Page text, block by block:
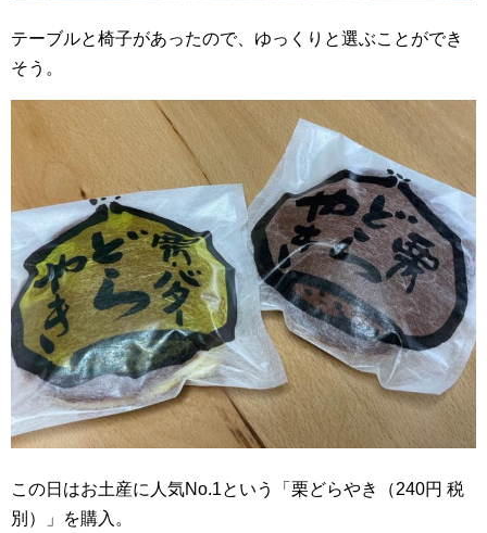
テーブルと椅子があったので、ゆっくりと選ぶことができ
そう。
この日はお土産に人気No.1という「栗どらやき（240円 税
別）」を購入。